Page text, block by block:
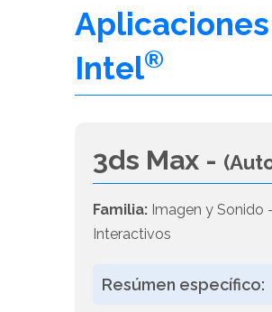
Intel®
3ds Max -
Familia: Imagen y Sonido -
Interactivos
Resúmen específico: